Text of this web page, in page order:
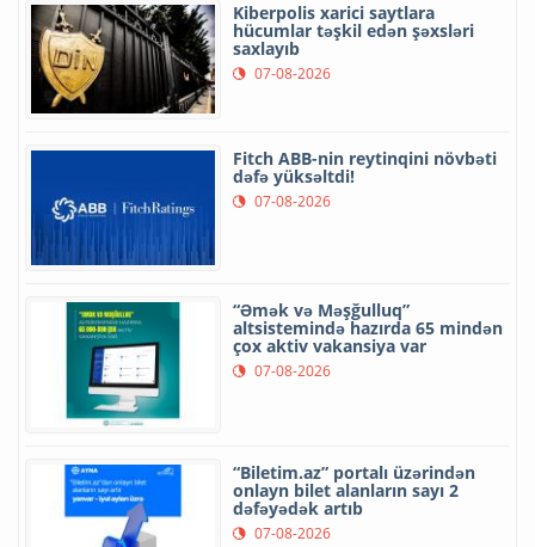
Kiberpolis xarici saytlara
hücumlar təşkil edən şəxsləri
saxlayıb
07-08-2026
Fitch ABB-nin reytinqini növbəti
dəfə yüksəltdi!
07-08-2026
“Əmək və Məşğulluq”
altsistemində hazırda 65 mindən
çox aktiv vakansiya var
07-08-2026
“Biletim.az” portalı üzərindən
onlayn bilet alanların sayı 2
dəfəyədək artıb
07-08-2026